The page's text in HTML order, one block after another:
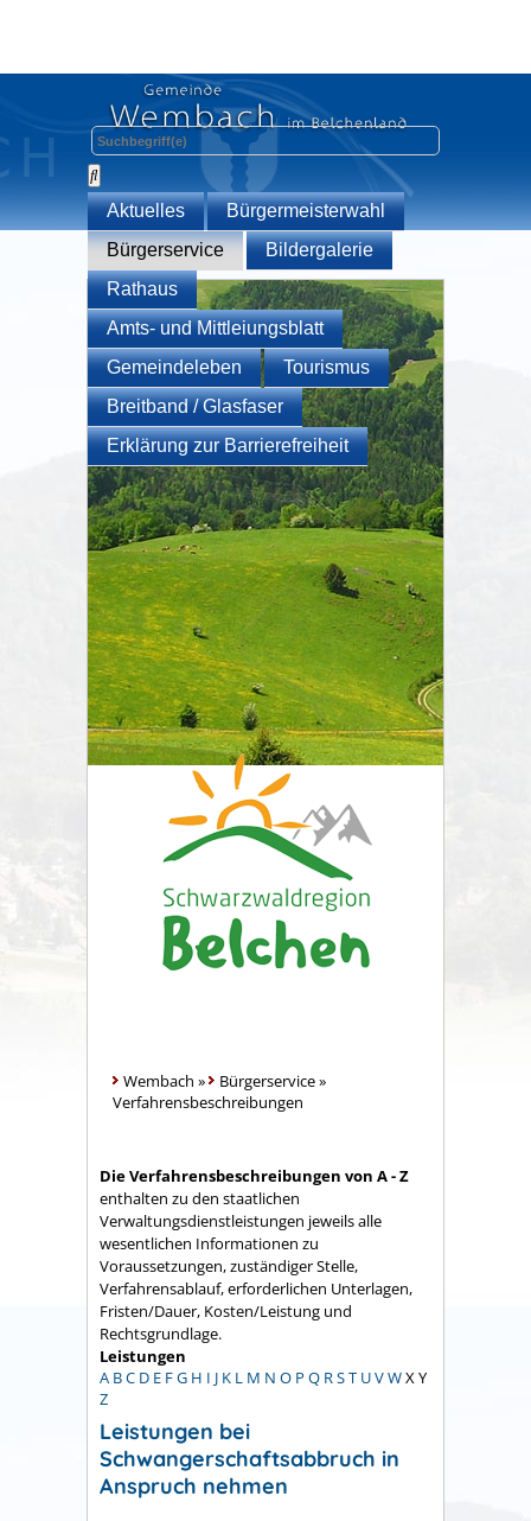
Aktuelles
Bürgermeisterwahl
Bürgerservice
Bildergalerie
Rathaus
Amts- und Mittleiungsblatt
Gemeindeleben
Tourismus
Breitband / Glasfaser
Erklärung zur Barrierefreiheit
Wembach » Bürgerservice»
Verfahrensbeschreibungen
Die Verfahrensbeschreibungen von A - Z
enthalten zu den staatlichen
Verwaltungsdienstleistungen jeweils alle
wesentlichen Informationen zu
Voraussetzungen, zuständiger Stelle,
Verfahrensablauf, erforderlichen Unterlagen,
Fristen/Dauer, Kosten/Leistung und
Rechtsgrundlage.
Leistungen
A BC D E FG H I J K L M N O P Q RST UVWX Y
Z
Leistungen bei
Schwangerschaftsabbruch in
Anspruch nehmen